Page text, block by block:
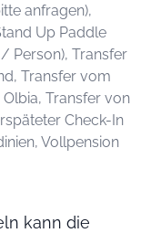
anfragen),
Up Paddle
Person), Transfer
Transfer vom
Transfer von
Check-In
Vollpension
kann die